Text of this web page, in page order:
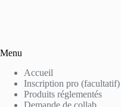
Menu
Accueil
Inscription pro (facultatif)
Produits réglementés
Demande de collab